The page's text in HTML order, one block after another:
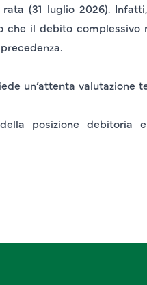
(31 luglio 2026).
il debito complessivo
un’attenta valutazione
posizione debitoria e